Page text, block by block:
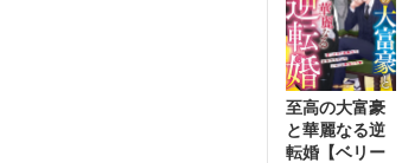
至高の大富豪
と華麗なる逆
転婚【ベリー